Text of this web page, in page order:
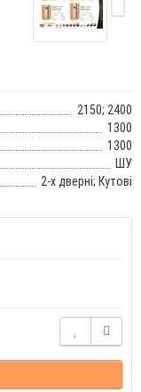
2150; 2400
1300
1300
ШУ
2-х дверні; Кутові